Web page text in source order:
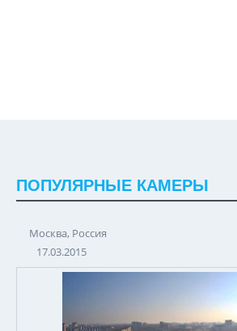
ПОПУЛЯРНЫЕ КАМЕРЫ
Москва, Россия
17.03.2015